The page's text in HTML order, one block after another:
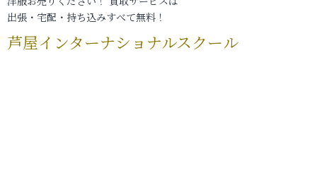
出張・宅配・持ち込みすべて無料！
芦屋インターナショナルスクール